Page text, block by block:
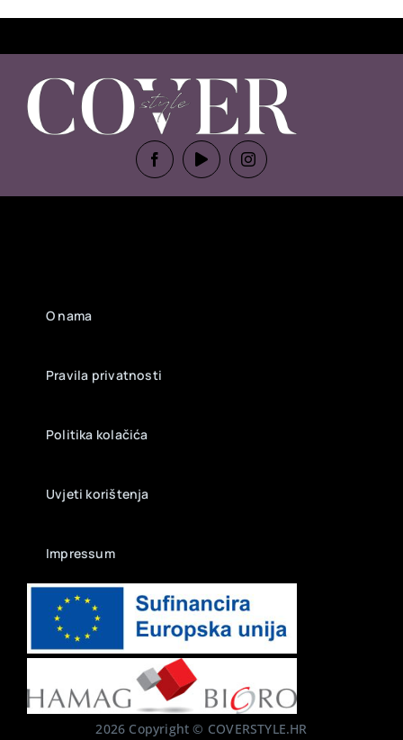
O nama
Pravila privatnosti
Politika kolačića
Uvjeti korištenja
Impressum
2026 Copyright © COVERSTYLE.HR